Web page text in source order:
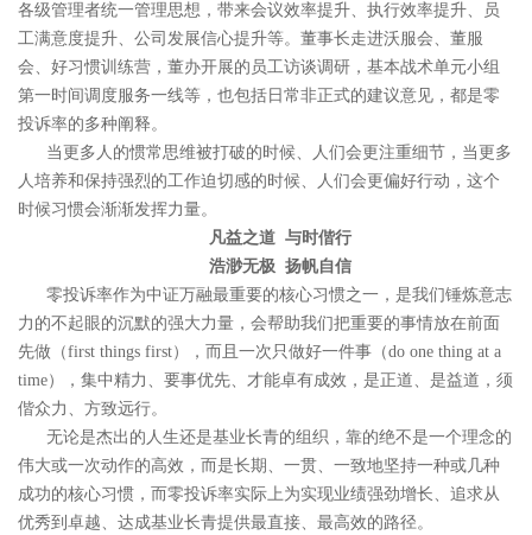
各级管理者统一管理思想，带来会议效率提升、执行效率提升、员
工满意度提升、公司发展信心提升等。董事长走进沃服会、董服
会、好习惯训练营，董办开展的员工访谈调研，基本战术单元小组
第一时间调度服务一线等，也包括日常非正式的建议意见，都是零
投诉率的多种阐释。
当更多人的惯常思维被打破的时候、人们会更注重细节，当更多
人培养和保持强烈的工作迫切感的时候、人们会更偏好行动，这个
时候习惯会渐渐发挥力量。
凡益之道 与时偕行
浩渺无极 扬帆自信
零投诉率作为中证万融最重要的核心习惯之一，是我们锤炼意志
力的不起眼的沉默的强大力量，会帮助我们把重要的事情放在前面
先做（first things first），而且一次只做好一件事（do one thing at a
time），集中精力、要事优先、才能卓有成效，是正道、是益道，须
偕众力、方致远行。
无论是杰出的人生还是基业长青的组织，靠的绝不是一个理念的
伟大或一次动作的高效，而是长期、一贯、一致地坚持一种或几种
成功的核心习惯，而零投诉率实际上为实现业绩强劲增长、追求从
优秀到卓越、达成基业长青提供最直接、最高效的路径。